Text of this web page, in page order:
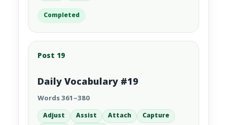
Completed
Post 19
Daily Vocabulary #19
Words 361–380
Adjust Assist Attach
Capture